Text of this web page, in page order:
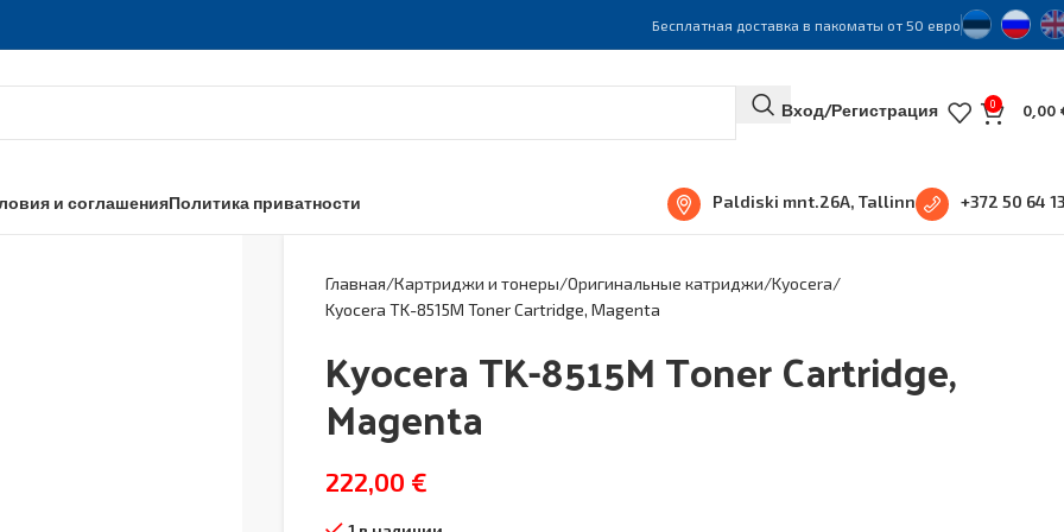
Бесплатная доставка в пакоматы от 50 евро
Вход/Регистрация 0 0,00
и соглашенияПолитика приватности Paldiski mnt.26A, Tallinn +372 50 64
Главная Картриджи и тонеры Оригинальные катриджи Kyocera
Kyocera TK-8515M Toner Cartridge, Magenta
Kyocera TK-8515M Toner Cartridge,
Magenta
222,00 €